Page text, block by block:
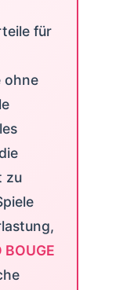
für
ohne
zu
BOUGE